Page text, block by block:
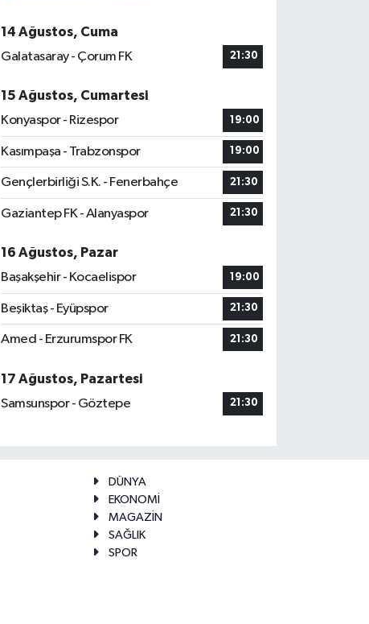
14 Ağustos, Cuma
Galatasaray - Çorum FK
21:30
15 Ağustos, Cumartesi
Konyaspor - Rizespor
19:00
Kasımpaşa - Trabzonspor 19:00
Gençlerbirliği S.K. - Fenerbahçe 21:30
Gaziantep FK - Alanyaspor 21:30
16 Ağustos, Pazar
Başakşehir - Kocaelispor
19:00
Beşiktaş - Eyüpspor 21:30
Amed - Erzurumspor FK 21:30
17 Ağustos, Pazartesi
Samsunspor - Göztepe
21:30
DÜNYA
EKONOMİ
MAGAZİN
SAĞLIK
SPOR